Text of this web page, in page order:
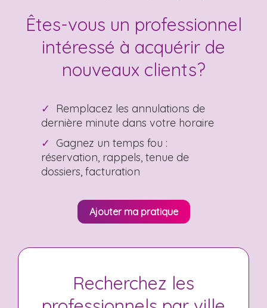
Êtes-vous un professionnel
intéressé à acquérir de
nouveaux clients?
Remplacez les annulations de
dernière minute dans votre horaire
Gagnez un temps fou :
réservation, rappels, tenue de
dossiers, facturation
Ajouter ma pratique
Recherchez les